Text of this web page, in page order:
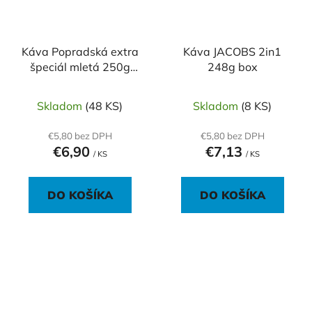
Káva Popradská extra
špeciál mletá 250g
Skladom (48 KS)
€5,80 bez DPH
€6,90 / KS
DO KOŠÍKA
Káva JACOBS 2in1
248g box
Skladom (8 KS)
€5,80 bez DPH
€7,13 / KS
DO KOŠÍKA